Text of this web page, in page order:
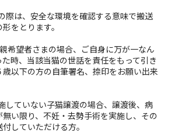
は、安全な環境を確認する意味で搬送
をとります。
希望者さまの場合、ご自身に万が一なん
時、当該当猫の世話を責任をもって引き
以下の方の自筆署名、捺印をお願い出来
ていない子猫譲渡の場合、譲渡後、病
い限り、不妊・去勢手術を実施し、その
していただける方。